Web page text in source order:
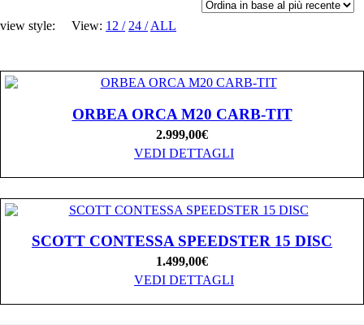
view style: View: 12 24 ALL
ORBEA ORCA M20 CARB-TIT
2.999,00€
VEDI DETTAGLI
SCOTT CONTESSA SPEEDSTER 15 DISC
1.499,00€
VEDI DETTAGLI